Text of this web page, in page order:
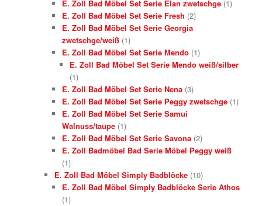
E. Zoll Bad Möbel Set Serie Elan zwetschge (1)
E. Zoll Bad Möbel Set Serie Fresh (2)
E. Zoll Bad Möbel Set Serie Georgia
zwetschge/weiß (1)
E. Zoll Bad Möbel Set Serie Mendo (1)
E. Zoll Bad Möbel Set Serie Mendo weiß/silber
(1)
E. Zoll Bad Möbel Set Serie Nena (3)
E. Zoll Bad Möbel Set Serie Peggy zwetschge (1)
E. Zoll Bad Möbel Set Serie Samui
Walnuss/taupe (1)
E. Zoll Bad Möbel Set Serie Savona (2)
E. Zoll Badmöbel Bad Serie Möbel Peggy weiß
(1)
E. Zoll Bad Möbel Simply Badblöcke (10)
E. Zoll Bad Möbel Simply Badblöcke Serie Athos
(1)